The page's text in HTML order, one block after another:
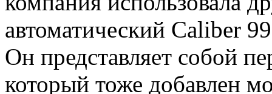
автоматический Caliber
Он представляет собой
который тоже добавлен